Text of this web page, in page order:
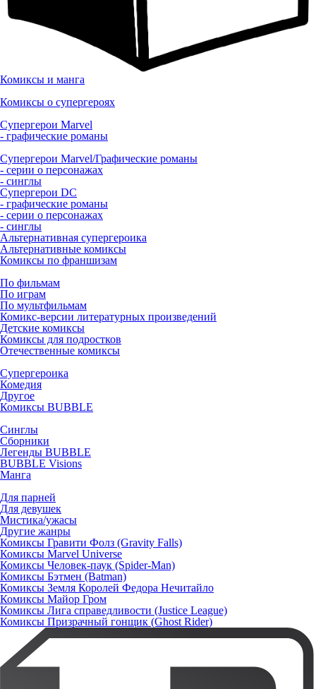
Комиксы и манга
Комиксы о супергероях
Супергерои Marvel
- графические романы
Супергерои Marvel/Графические романы
- серии о персонажах
- синглы
Супергерои DC
- графические романы
- серии о персонажах
- синглы
Альтернативная супергероика
Альтернативные комиксы
Комиксы по франшизам
По фильмам
По играм
По мультфильмам
Комикс-версии литературных произведений
Детские комиксы
Комиксы для подростков
Отечественные комиксы
Супергероика
Комедия
Другое
Комиксы BUBBLE
Синглы
Сборники
Легенды BUBBLE
BUBBLE Visions
Манга
Для парней
Для девушек
Мистика/ужасы
Другие жанры
Комиксы Гравити Фолз (Gravity Falls)
Комиксы Marvel Universe
Комиксы Человек-паук (Spider-Man)
Комиксы Бэтмен (Batman)
Комиксы Земля Королей Федора Нечитайло
Комиксы Майор Гром
Комиксы Лига справедливости (Justice League)
Комиксы Призрачный гонщик (Ghost Rider)